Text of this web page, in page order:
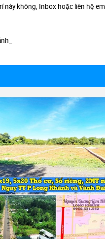
này không, Inbox hoặc liên hệ